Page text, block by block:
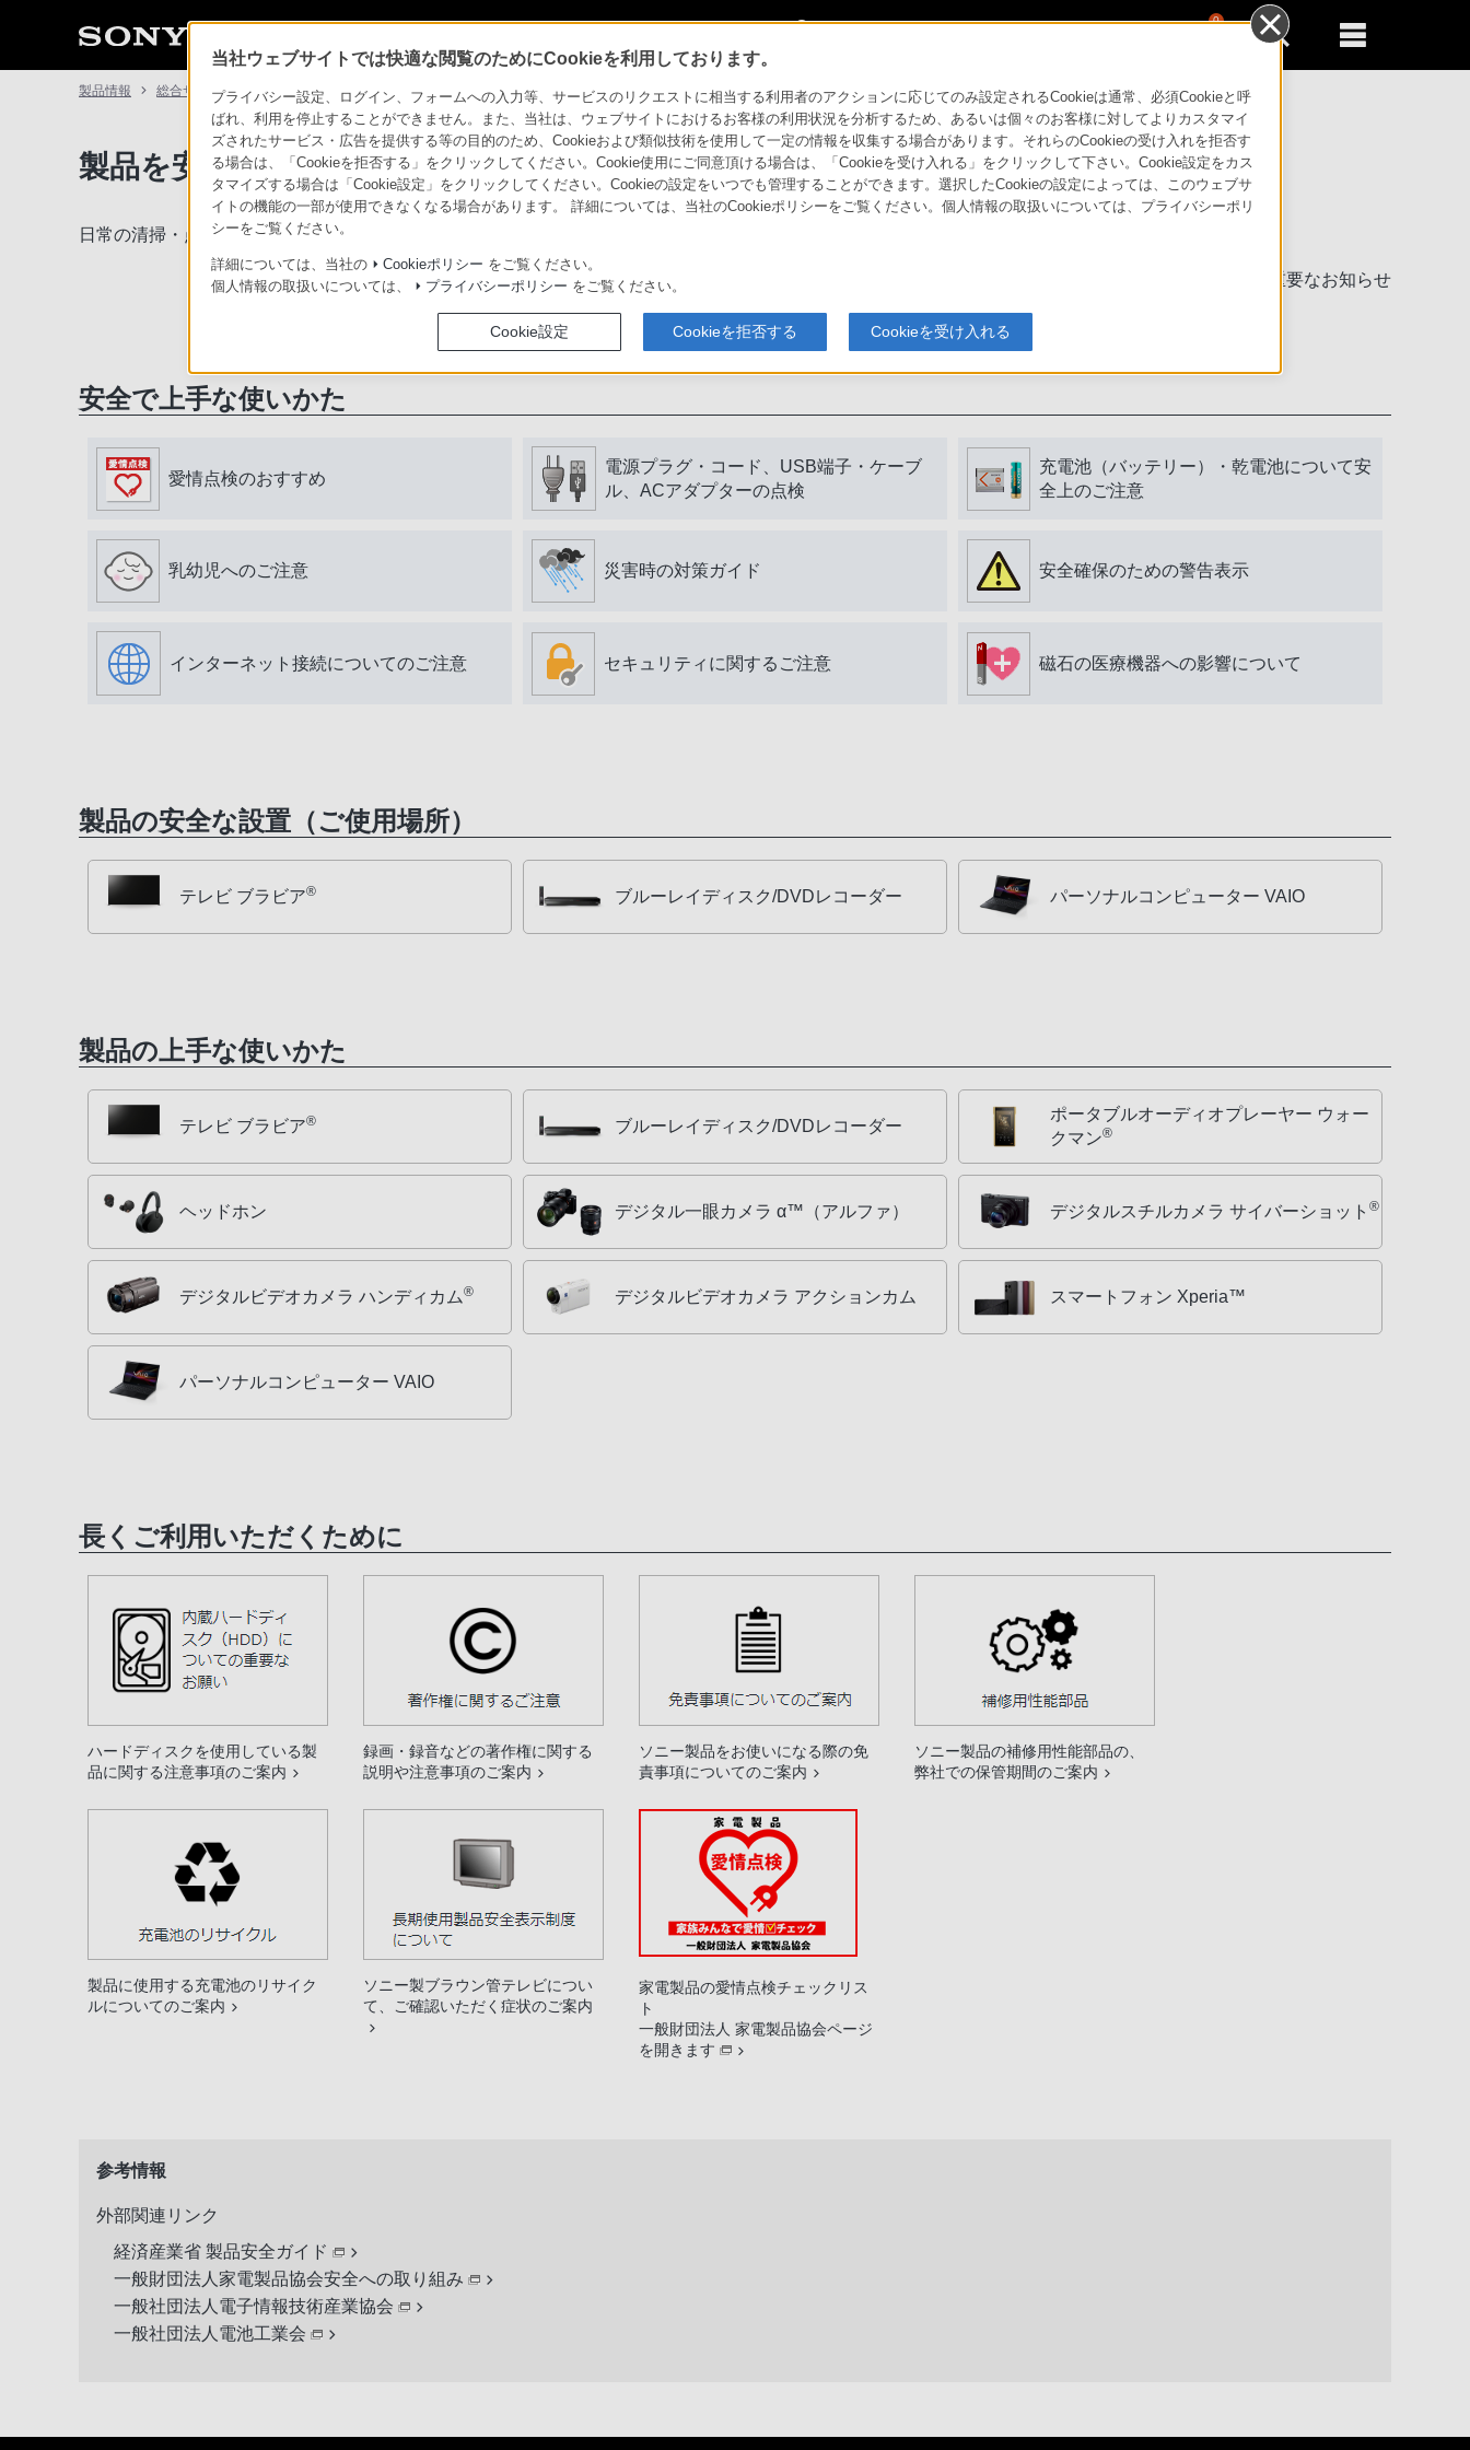
0
製品情報 総合サポート・お問い合わせ
製品を安全に、安心してご使用いただくために
日常の清掃・点検が大切です。安全のため取扱説明書をよく読みましょう。
製品に関する重要なお知らせ
安全で上手な使いかた
愛情点検のおすすめ
電源プラグ・コード、USB端子・ケーブ
ル、ACアダプターの点検
充電池（バッテリー）・乾電池について安
全上のご注意
乳幼児へのご注意 災害時の対策ガイド 安全確保のための警告表示
インターネット接続についてのご注意 セキュリティに関するご注意 磁石の医療機器への影響について
製品の安全な設置（ご使用場所）
テレビ ブラビア® ブルーレイディスク/DVDレコーダー パーソナルコンピューター VAIO
製品の上手な使いかた
テレビ ブラビア® ブルーレイディスク/DVDレコーダー
ポータブルオーディオプレーヤー ウォー
クマン®
ヘッドホン デジタル一眼カメラ α™（アルファ） デジタルスチルカメラ サイバーショット ®
デジタルビデオカメラ ハンディカム® デジタルビデオカメラ アクションカム スマートフォン Xperia™
パーソナルコンピューター VAIO
長くご利用いただくために
ハードディスクを使用している製
品に関する注意事項のご案内
録画・録音などの著作権に関する
説明や注意事項のご案内
ソニー製品をお使いになる際の免
責事項についてのご案内
ソニー製品の補修用性能部品の、
弊社での保管期間のご案内
製品に使用する充電池のリサイク
ルについてのご案内
ソニー製ブラウン管テレビについ
て、ご確認いただく症状のご案内
家電製品の愛情点検チェックリス
ト
一般財団法人 家電製品協会ページ
を開きます
参考情報
外部関連リンク
経済産業省 製品安全ガイド
一般財団法人家電製品協会安全への取り組み
一般社団法人電子情報技術産業協会
一般社団法人電池工業会
当社ウェブサイトでは快適な閲覧のためにCookieを利用しております。
プライバシー設定、ログイン、フォームへの入力等、サービスのリクエストに相当する利用者のアクションに応じてのみ設定されるCookieは通常、必須Cookieと呼
ばれ、利用を停止することができません。また、当社は、ウェブサイトにおけるお客様の利用状況を分析するため、あるいは個々のお客様に対してよりカスタマイ
ズされたサービス・広告を提供する等の目的のため、Cookieおよび類似技術を使用して一定の情報を収集する場合があります。それらのCookieの受け入れを拒否す
る場合は、「Cookieを拒否する」をクリックしてください。Cookie使用にご同意頂ける場合は、「Cookieを受け入れる」をクリックして下さい。Cookie設定をカス
タマイズする場合は「Cookie設定」をクリックしてください。Cookieの設定をいつでも管理することができます。選択したCookieの設定によっては、このウェブサ
イトの機能の一部が使用できなくなる場合があります。 詳細については、当社のCookieポリシーをご覧ください。個人情報の取扱いについては、プライバシーポリ
シーをご覧ください。
詳細については、当社の Cookieポリシー をご覧ください。
個人情報の取扱いについては、
プライバシーポリシー をご覧ください。
Cookie設定 Cookieを拒否する Cookieを受け入れる